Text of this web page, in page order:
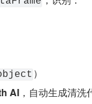
）
AI ，自动生成清